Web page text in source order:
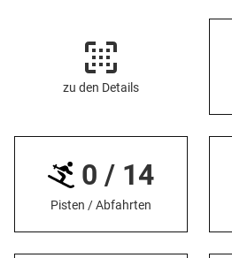
zu den Details
0 / 14
Pisten / Abfahrten